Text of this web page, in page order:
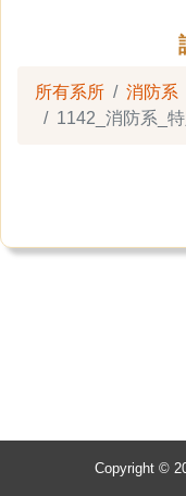
所有系所
消防系
1142_消防系_
Copyright ©